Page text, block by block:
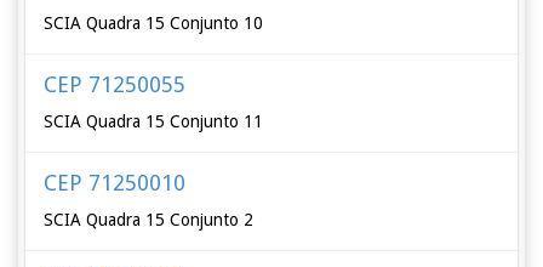
SCIA Quadra 15 Conjunto 10
CEP 71250055
SCIA Quadra 15 Conjunto 11
CEP 71250010
SCIA Quadra 15 Conjunto 2